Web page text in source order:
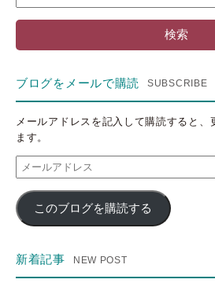
索:
ブログをメールで購読
メールアドレスを記入して購読すると、
ます。
ー
ル
ア
ド
ス
このブログを購読する
新着記事